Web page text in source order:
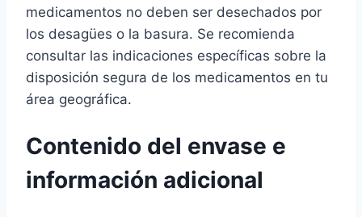
medicamentos no deben ser desechados por
los desagües o la basura. Se recomienda
consultar las indicaciones específicas sobre la
disposición segura de los medicamentos en tu
área geográfica.
Contenido del envase e
información adicional